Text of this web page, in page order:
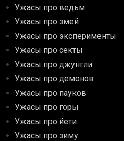
Ужасы про ведьм
Ужасы про змей
Ужасы про эксперименты
Ужасы про секты
Ужасы про джунгли
Ужасы про демонов
Ужасы про пауков
Ужасы про горы
Ужасы про йети
Ужасы про зиму